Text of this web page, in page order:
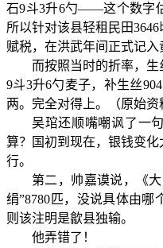
石9斗3升6勺——这个数字
所以针对该县轻租民田
赋税，在洪武年间正式记入
而按照当时的折率，生
9斗3升6勺麦子，补生丝
两。完全对得上。（原始资
吴琯还顺嘴嘲讽了一
算？国初到现在，银钱变
行。
第二，帅嘉谟说，《
绢”8780匹，没说具体由
则该注明是歙县独输。
他弄错了！